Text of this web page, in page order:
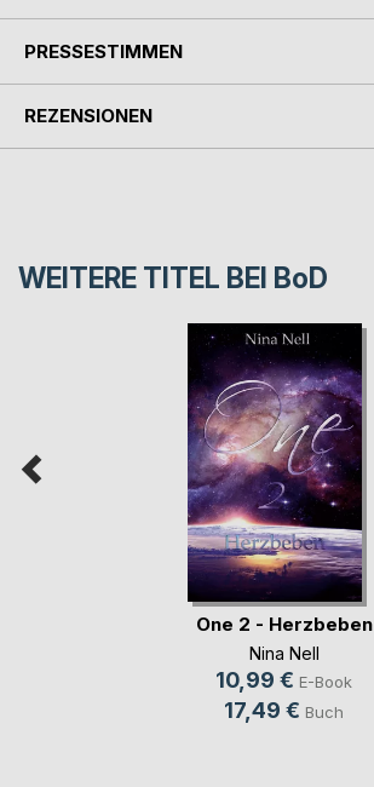
PRESSESTIMMEN
REZENSIONEN
WEITERE TITEL BEI BoD
One 2 - Herzbeben
Nina Nell
10,99 € E-Book
17,49 € Buch